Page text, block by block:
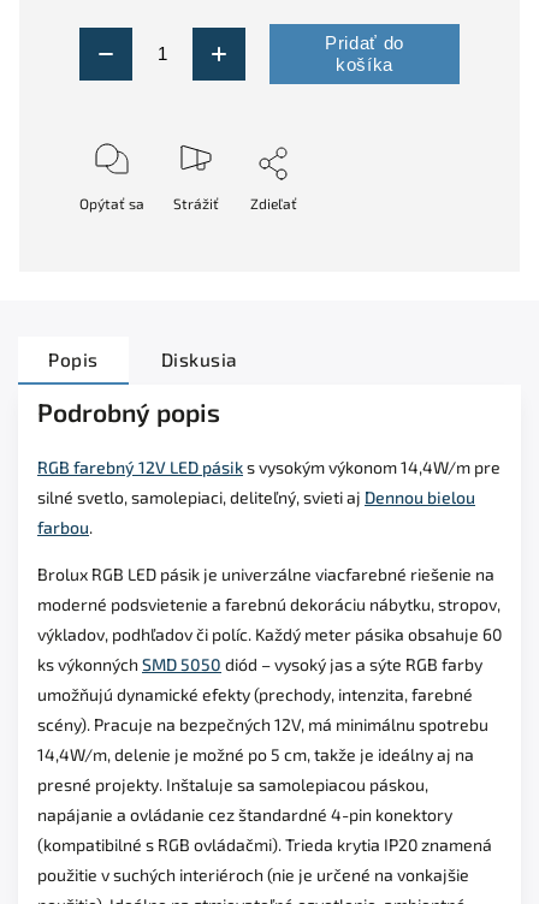
Pridať do
košíka
Opýtať sa Strážiť Zdieľať
Popis Diskusia
Podrobný popis
RGB farebný 12V LED pásiks vysokým výkonom 14,4W/m pre
silné svetlo, samolepiaci, deliteľný, svieti aj Dennou bielou
farbou.
Brolux RGB LED pásik je univerzálne viacfarebné riešenie na
moderné podsvietenie a farebnú dekoráciu nábytku, stropov,
výkladov, podhľadov či políc. Každý meter pásika obsahuje 60
ks výkonných SMD 5050 diód – vysoký jas a sýte RGB farby
umožňujú dynamické efekty (prechody, intenzita, farebné
scény). Pracuje na bezpečných 12V, má minimálnu spotrebu
14,4W/m, delenie je možné po 5 cm, takže je ideálny aj na
presné projekty. Inštaluje sa samolepiacou páskou,
napájanie a ovládanie cez štandardné 4-pin konektory
(kompatibilné s RGB ovládačmi). Trieda krytia IP20 znamená
použitie v suchých interiéroch (nie je určené na vonkajšie